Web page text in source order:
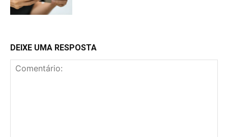
DEIXE UMA RESPOSTA